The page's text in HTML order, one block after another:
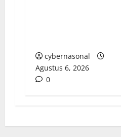
cybernasonal
Agustus 6, 2026
0